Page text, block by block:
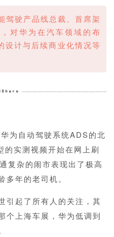
驾驶产品线总裁、首席架
对华为在汽车领域的布
设计与后续商业化情况等
为自动驾驶系统ADS的北
实测视频开始在网上刷
复杂的闹市表现出了极高
多年的老司机。
引起了所有人的关注，其
个上海车展，华为低调到